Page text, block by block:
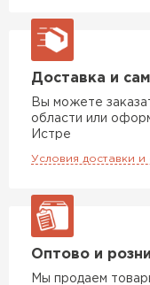
Доставка и
Вы можете
области или
Истре
Условия доставки и
Оптово и
Мы продаем